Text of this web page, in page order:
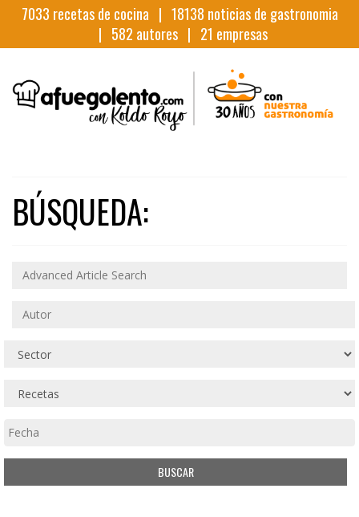
7033 recetas de cocina | 18138 noticias de gastronomia
| 582 autores | 21 empresas
BÚSQUEDA: